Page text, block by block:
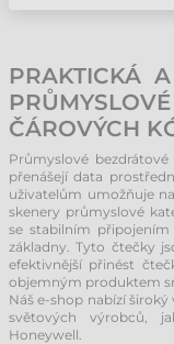
PRAKTICKÁ
ČÁROVÝCH
Průmyslové
přenášejí data
uživatelům umožňuje
skenery průmyslové
se stabilním
základny. Tyto čtečky
efektivnější přinést
objemným produktem
Náš e-shop nabízí
světových výrobců,
Honeywell.